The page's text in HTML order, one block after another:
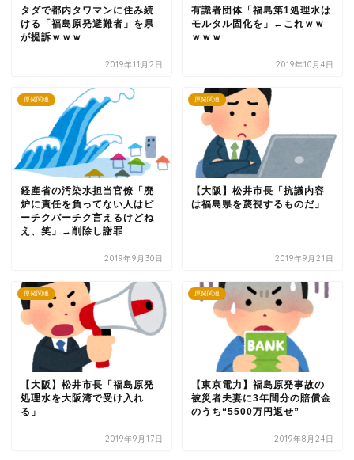
タダで都内タワマンに住み続
ける「福島原発避難者」を県
が提訴ｗｗｗ
2019年11月2日
有識者団体「福島第1処理水は
モルタル固化を」←これｗｗ
ｗｗｗ
2019年10月4日
原発関連
経産省の汚染水担当官僚「廃
炉に責任を負ってない人はピ
ーチクパーチク言えるけどね
え、笑」→削除し謝罪
2019年9月30日
原発関連
【大阪】松井市長「抗議内容
は福島県を蔑視するものだ」
2019年9月21日
原発関連
【大阪】松井市長「福島原発
処理水を大阪湾で受け入れ
る」
2019年9月17日
原発関連
【東京電力】福島原発事故の
被災者夫妻に3年間分の賠償金
のうち“5500万円返せ”
2019年8月24日